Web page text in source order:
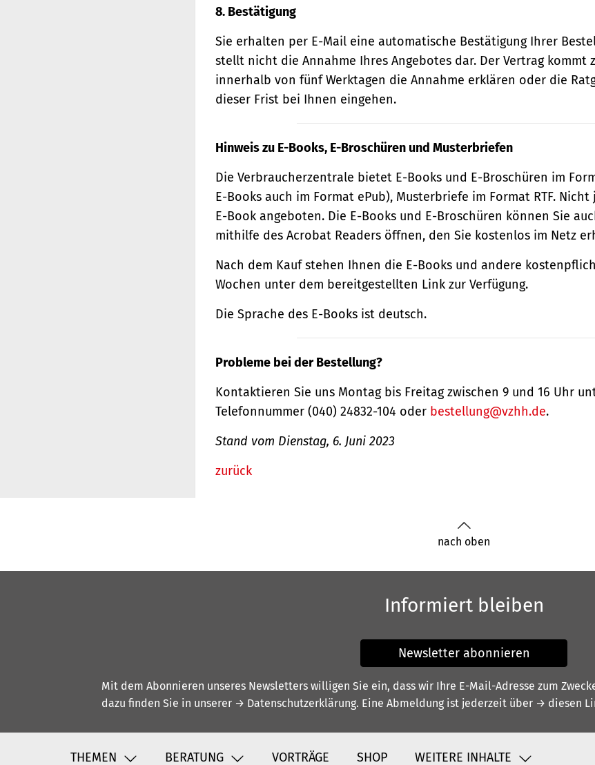
8. Bestätigung
Sie erhalten per E-Mail eine automatische Bestätigung Ihrer
stellt nicht die Annahme Ihres Angebotes dar. Der Vertrag kommt
innerhalb von fünf Werktagen die Annahme erklären oder die
dieser Frist bei Ihnen eingehen.
Hinweis zu E-Books, E-Broschüren und Musterbriefen
Die Verbraucherzentrale bietet E-Books und E-Broschüren im
E-Books auch im Format ePub), Musterbriefe im Format RTF.
E-Book angeboten. Die E-Books und E-Broschüren können Sie
mithilfe des Acrobat Readers öffnen, den Sie kostenlos im Netz
Nach dem Kauf stehen Ihnen die E-Books und andere
Wochen unter dem bereitgestellten Link zur Verfügung.
Die Sprache des E-Books ist deutsch.
Probleme bei der Bestellung?
Kontaktieren Sie uns Montag bis Freitag zwischen 9 und 16 Uhr
Telefonnummer (040) 24832-104 oder bestellung@vzhh.de.
Stand vom Dienstag, 6. Juni 2023
zurück
nach oben
Informiert bleiben
Newsletter abonnieren
Mit dem Abonnieren unseres Newsletters willigen Sie ein, dass wir Ihre E-Mail-Adresse zum
dazu finden Sie in unserer → Datenschutzerklärung. Eine Abmeldung ist jederzeit über → diesen
THEMEN BERATUNG VORTRÄGE SHOP WEITERE INHALTE